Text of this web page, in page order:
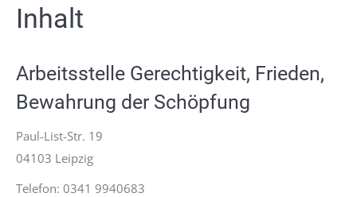
Inhalt
Arbeitsstelle Gerechtigkeit, Frieden,
Bewahrung der Schöpfung
Paul-List-Str. 19
04103 Leipzig
Telefon: 0341 9940683